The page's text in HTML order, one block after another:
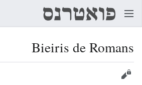
Bieiris de Romans
הצגת מקור